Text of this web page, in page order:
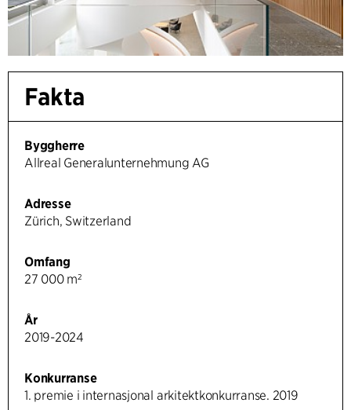
Fakta
Byggherre
Allreal Generalunternehmung AG
Adresse
Zürich, Switzerland
Omfang
27 000 m²
År
2019-2024
Konkurranse
1. premie i internasjonal arkitektkonkurranse. 2019